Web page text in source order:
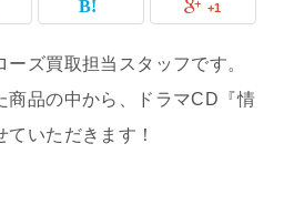
+1
ズ買取担当スタッフです。
商品の中から、ドラマCD『情
いただきます！